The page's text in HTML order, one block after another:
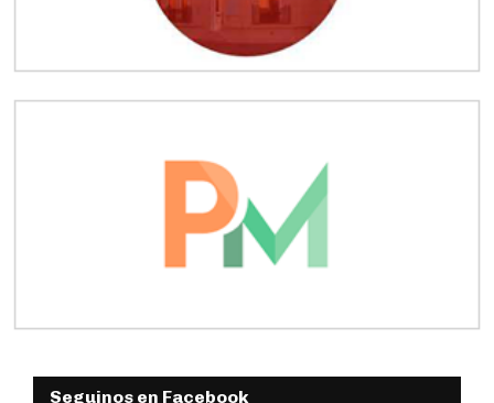
Seguinos en Facebook